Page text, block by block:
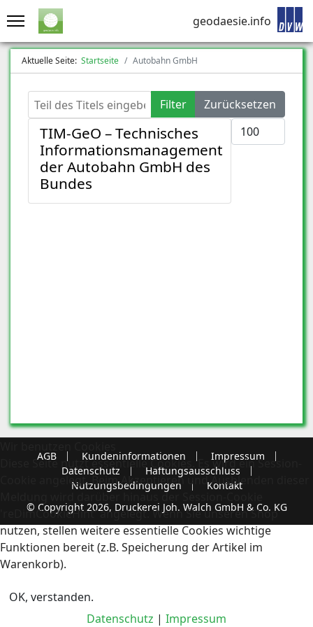
geodaesie.info
Aktuelle Seite: Startseite Autobahn GmbH
Teil des Titels eingeben Filter
Zurücksetzen
Anzeige #
TIM-GeO – Technisches
Informationsmanagement
der Autobahn GmbH des
Bundes
AGB Kundeninformationen
Impressum
Datenschutz
Haftungsausschluss
Nutzungsbedingungen
Kontakt
© Copyright 2026, Druckerei Joh. Walch GmbH & Co. KG
Diese Seite nutzt essentielle Cookies. Es wird ein Session-
Cookie angelegt. Beim Akzeptieren und Ausblenden dieser
Meldung wird darüber hinaus der Session-Cookie
'reDimCookieHint' angelegt. Wenn Sie unseren Shop
nutzen, stellen weitere essentielle Cookies wichtige
Funktionen bereit (z.B. Speicherung der Artikel im
Warenkorb).
OK, verstanden.
Datenschutz | Impressum